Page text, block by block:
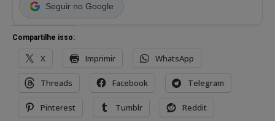
Seguir no Google
Compartilhe isso:
X Imprimir WhatsApp
Threads Facebook Telegram
Pinterest Tumblr Reddit